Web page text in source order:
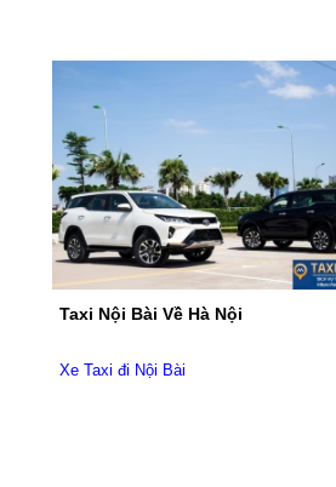
Taxi Nội Bài Về Hà Nội
Xe Taxi đi Nội Bài